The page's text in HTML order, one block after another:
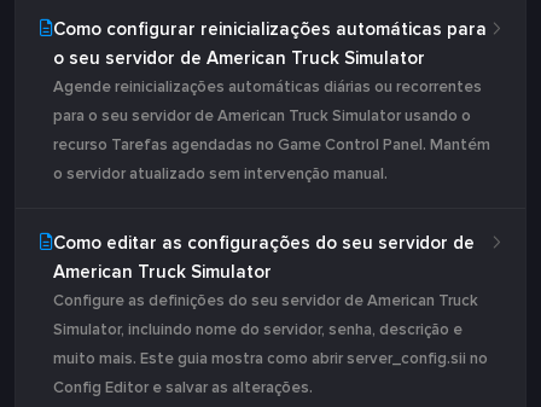
Como configurar reinicializações automáticas para
o seu servidor de American Truck Simulator
Agende reinicializações automáticas diárias ou recorrentes
para o seu servidor de American Truck Simulator usando o
recurso Tarefas agendadas no Game Control Panel. Mantém
o servidor atualizado sem intervenção manual.
Como editar as configurações do seu servidor de
American Truck Simulator
Configure as definições do seu servidor de American Truck
Simulator, incluindo nome do servidor, senha, descrição e
muito mais. Este guia mostra como abrir server_config.sii no
Config Editor e salvar as alterações.